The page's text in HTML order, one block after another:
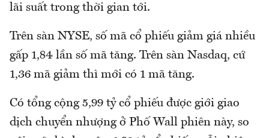
lãi suất trong thời gian tới.
Trên sàn NYSE, số mã cổ phiếu giảm giá nhiều
gấp 1,84 lần số mã tăng. Trên sàn Nasdaq, cứ
1,36 mã giảm thì mới có 1 mã tăng.
Có tổng cộng 5,99 tỷ cổ phiếu được giới giao
dịch chuyển nhượng ở Phố Wall phiên này, so